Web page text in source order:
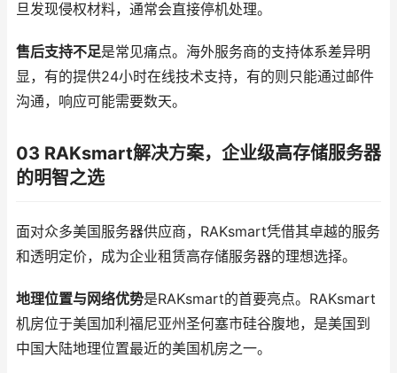
旦发现侵权材料，通常会直接停机处理。
售后支持不足是常见痛点。海外服务商的支持体系差异明
显，有的提供24小时在线技术支持，有的则只能通过邮件
沟通，响应可能需要数天。
03 RAKsmart解决方案，企业级高存储服务器
的明智之选
面对众多美国服务器供应商，RAKsmart凭借其卓越的服务
和透明定价，成为企业租赁高存储服务器的理想选择。
地理位置与网络优势是RAKsmart的首要亮点。RAKsmart
机房位于美国加利福尼亚州圣何塞市硅谷腹地，是美国到
中国大陆地理位置最近的美国机房之一。